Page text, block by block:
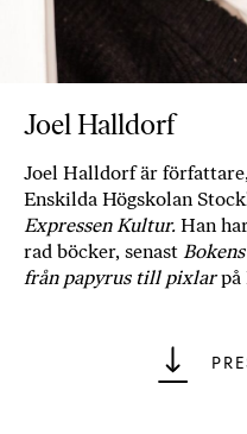
Joel Halldorf
Joel Halldorf är
Enskilda Högskolan
Expressen Kultur. Han
rad böcker, senast
från papyrus till pixlarpå